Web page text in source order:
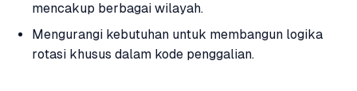
mencakup berbagai wilayah.
Mengurangi kebutuhan untuk membangun logika
rotasi khusus dalam kode penggalian.